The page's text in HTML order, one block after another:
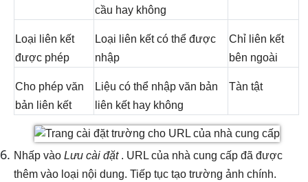
cầu hay không
Loại liên kết
được phép
Loại liên kết có thể được
nhập
Chỉ liên kết
bên ngoài
Cho phép văn
bản liên kết
Liệu có thể nhập văn bản
liên kết hay không
Tàn tật
Nhấp vàoLưu cài đặt. URL của nhà cung cấp đã được
thêm vào loại nội dung. Tiếp tục tạo trường ảnh chính.